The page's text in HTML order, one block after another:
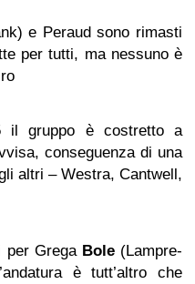
e Peraud sono rimasti
per tutti, ma nessuno è
gruppo è costretto a
conseguenza di una
altri – Westra, Cantwell,
per Grega Bole(Lampre-
è tutt’altro che